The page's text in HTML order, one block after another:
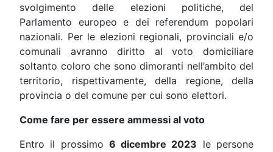
svolgimento delle elezioni politiche, del
Parlamento europeo e dei referendum popolari
nazionali. Per le elezioni regionali, provinciali e/o
comunali avranno diritto al voto domiciliare
soltanto coloro che sono dimoranti nell’ambito del
territorio, rispettivamente, della regione, della
provincia o del comune per cui sono elettori.
Come fare per essere ammessi al voto
Entro il prossimo 6 dicembre 2023 le persone